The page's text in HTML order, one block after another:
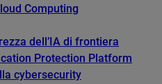
Computing
dell’IA di frontiera
Protection Platform
cybersecurity